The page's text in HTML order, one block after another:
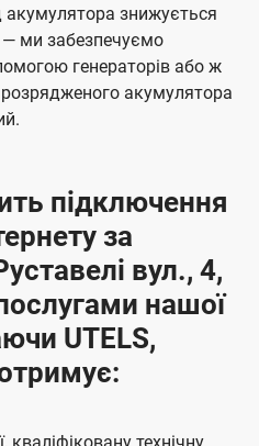
знижується
ми забезпечуємо
генераторів або ж
акумулятора
підключення
за
вул., 4,
нашої
UTELS,